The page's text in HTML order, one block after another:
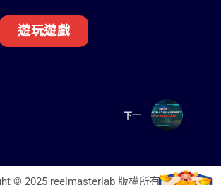
遊玩遊戲
下一
© 2025 reelmasterlab 版權所有